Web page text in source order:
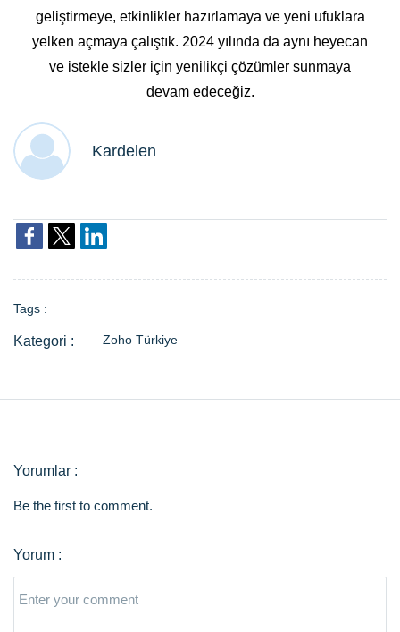
geliştirmeye, etkinlikler hazırlamaya ve yeni ufuklara
yelken açmaya çalıştık. 2024 yılında da aynı heyecan
ve istekle sizler için yenilikçi çözümler sunmaya
devam edeceğiz.
Kardelen
Tags :
Zoho Türkiye
Be the first to comment.